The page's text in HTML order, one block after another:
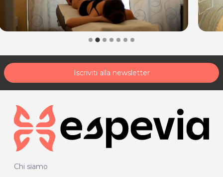
Iscriviti alla newsletter
Chi siamo